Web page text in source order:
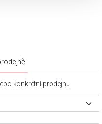
konkrétní prodejnu